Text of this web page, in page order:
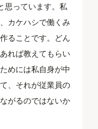
思っています。私
カケハシで働くみ
ることです。どん
れば教えてもらい
めには私自身が中
、それが従業員の
がるのではないか